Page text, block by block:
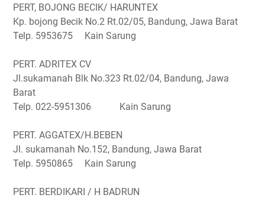
PERT, BOJONG BECIK/ HARUNTEX
Kp. bojong Becik No.2 Rt.02/05, Bandung, Jawa Barat
Telp. 5953675 Kain Sarung
PERT. ADRITEX CV
Jl.sukamanah Blk No.323 Rt.02/04, Bandung, Jawa
Barat
Telp. 022-5951306 Kain Sarung
PERT. AGGATEX/H.BEBEN
Jl. sukamanah No.152, Bandung, Jawa Barat
Telp. 5950865 Kain Sarung
PERT. BERDIKARI / H BADRUN